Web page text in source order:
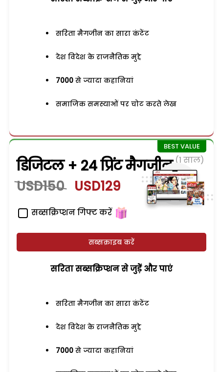
सरिता मैगजीन का सारा कंटेंट
देश विदेश के राजनैतिक मुद्दे
7000 से ज्यादा कहानियां
समाजिक समस्याओं पर चोट करते लेख
डिजिटल + 24 प्रिंट मैगजीन (1 साल)
USD150 USD129
सब्सक्रिप्शन गिफ्ट करें
सब्सक्राइब करें
सरिता सब्सक्रिप्शन से जुड़ेें और पाएं
सरिता मैगजीन का सारा कंटेंट
देश विदेश के राजनैतिक मुद्दे
7000 से ज्यादा कहानियां